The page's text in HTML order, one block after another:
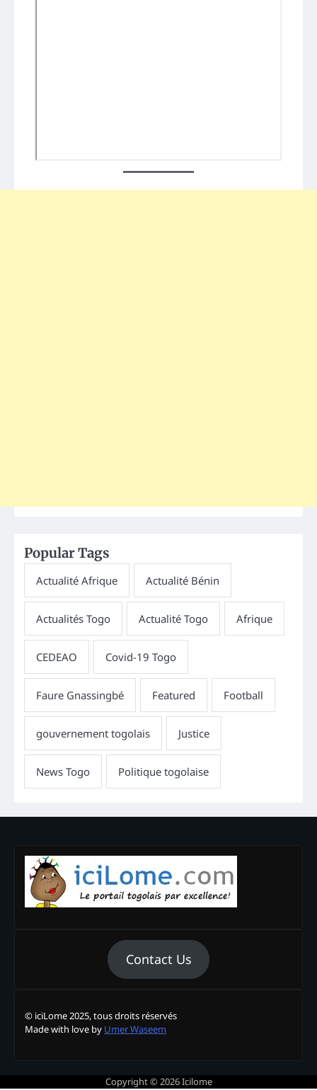
Popular Tags
Contact Us
© iciLome 2025, tous droits réservés
Made with love by Umer Waseem
Copyright © 2026Icilome